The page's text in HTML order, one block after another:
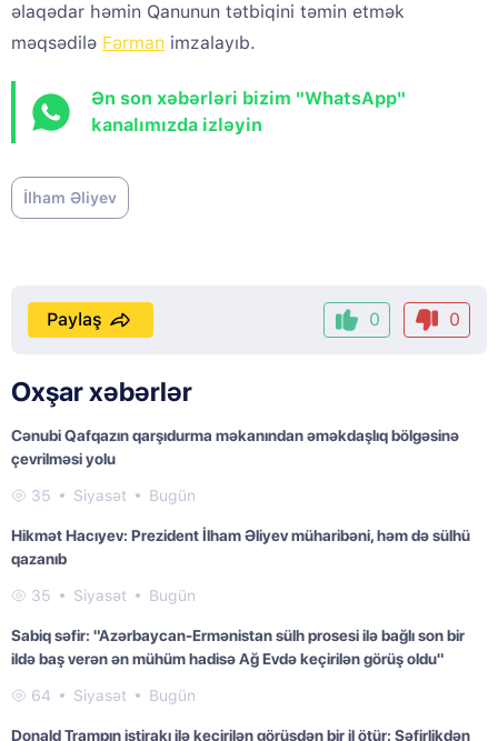
əlaqədar həmin Qanunun tətbiqini təmin etmək
məqsədilə Fərman imzalayıb.
Ən son xəbərləri bizim "WhatsApp"
kanalımızda izləyin
İlham Əliyev
0 0
Paylaş
Oxşar xəbərlər
Cənubi Qafqazın qarşıdurma məkanından əməkdaşlıq bölgəsinə
çevrilməsi yolu
35 Siyasət Bugün
Hikmət Hacıyev: Prezident İlham Əliyev müharibəni, həm də sülhü
qazanıb
35 Siyasət Bugün
Sabiq səfir: "Azərbaycan-Ermənistan sülh prosesi ilə bağlı son bir
ildə baş verən ən mühüm hadisə Ağ Evdə keçirilən görüş oldu"
64 Siyasət Bugün
Donald Trampın iştirakı ilə keçirilən görüşdən bir il ötür: Səfirlikdən